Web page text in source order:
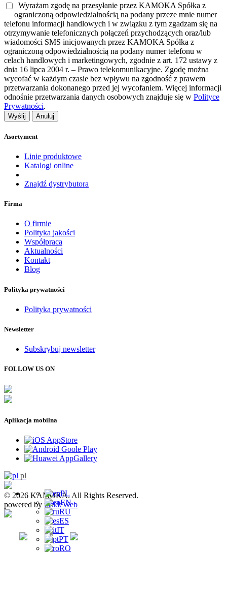
Wyrażam zgodę na przesyłanie przez KAMOKA Spółka z
ograniczoną odpowiedzialnością na podany przeze mnie numer
telefonu informacji handlowych i w związku z tym zgadzam się na
otrzymywanie telefonicznych połączeń przychodzących oraz/lub
wiadomości SMS inicjowanych przez KAMOKA Spółka z
ograniczoną odpowiedzialnością na podany numer telefonu w
celach handlowych i marketingowych, zgodnie z art. 172 ustawy z
dnia 16 lipca 2004 r. – Prawo telekomunikacyjne. Zgodę można
wycofać w każdym czasie bez wpływu na zgodność z prawem
przetwarzania dokonanego przed jej wycofaniem. Więcej informacji
odnośnie przetwarzania danych osobowych znajduje się w Polityce
Prywatności.
Wyślij Anuluj
Asortyment
Linie produktowe
Katalogi online
Znajdź dystrybutora
Firma
O firmie
Polityka jakości
Współpraca
Aktualności
Kontakt
Blog
Polityka prywatności
Polityka prywatności
Newsletter
Subskrybuj newsletter
FOLLOW US ON
Aplikacja mobilna
pl
PL
EN
RU
ES
IT
PT
RO
© 2026 KAMOKA. All Rights Reserved.
powered by insideWeb